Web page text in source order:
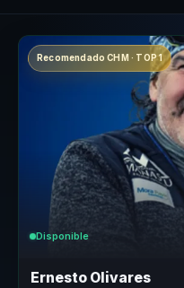
Recomendado CHM · TOP 1
Disponible
Ernesto Olivares